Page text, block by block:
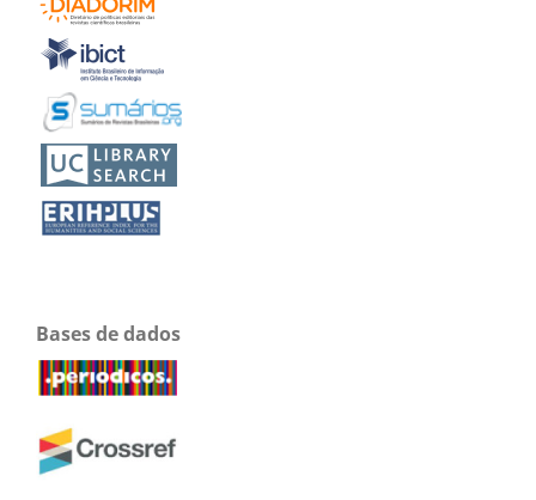
Bases de dados